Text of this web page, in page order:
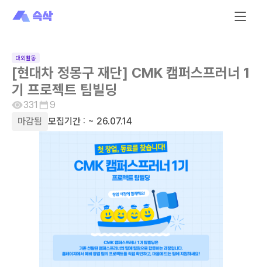
대외활동
[현대차 정몽구 재단] CMK 캠퍼스프러너 1
기 프로젝트 팀빌딩
331
9
마감됨
모집기간 : ~ 26.07.14